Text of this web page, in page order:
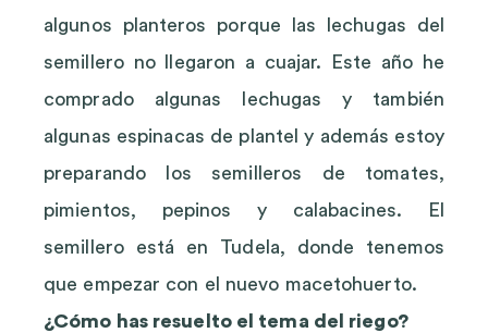
algunos planteros porque las lechugas del
semillero no llegaron a cuajar. Este año he
comprado algunas lechugas y también
algunas espinacas de plantel y además estoy
preparando los semilleros de tomates,
pimientos, pepinos y calabacines. El
semillero está en Tudela, donde tenemos
que empezar con el nuevo macetohuerto.
¿Cómo has resuelto el tema del riego?